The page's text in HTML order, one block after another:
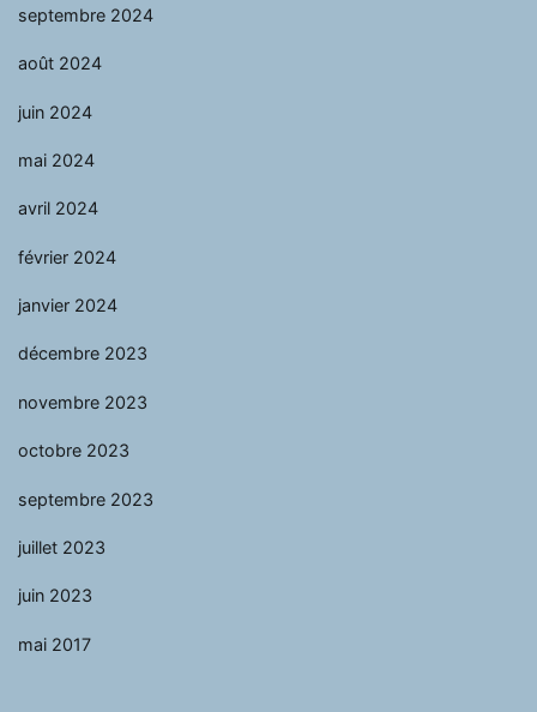
septembre 2024
août 2024
juin 2024
mai 2024
avril 2024
février 2024
janvier 2024
décembre 2023
novembre 2023
octobre 2023
septembre 2023
juillet 2023
juin 2023
mai 2017